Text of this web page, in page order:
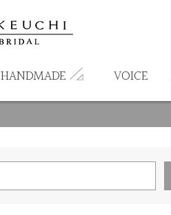
HANDMADE VOICE